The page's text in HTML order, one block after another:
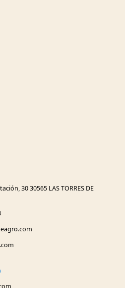
30 30565 LAS TORRES DE